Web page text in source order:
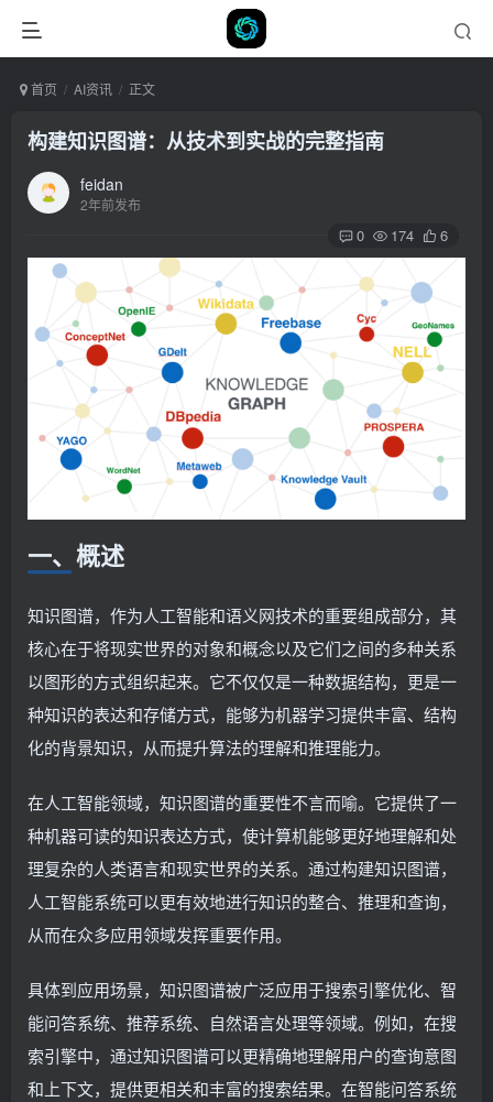
首页 AI资讯 正文
构建知识图谱：从技术到实战的完整指南
feidan
2年前发布
0 174 6
一、概述
知识图谱，作为人工智能和语义网技术的重要组成部分，其
核心在于将现实世界的对象和概念以及它们之间的多种关系
以图形的方式组织起来。它不仅仅是一种数据结构，更是一
种知识的表达和存储方式，能够为机器学习提供丰富、结构
化的背景知识，从而提升算法的理解和推理能力。
在人工智能领域，知识图谱的重要性不言而喻。它提供了一
种机器可读的知识表达方式，使计算机能够更好地理解和处
理复杂的人类语言和现实世界的关系。通过构建知识图谱，
人工智能系统可以更有效地进行知识的整合、推理和查询，
从而在众多应用领域发挥重要作用。
具体到应用场景，知识图谱被广泛应用于搜索引擎优化、智
能问答系统、推荐系统、自然语言处理等领域。例如，在搜
索引擎中，通过知识图谱可以更精确地理解用户的查询意图
和上下文，提供更相关和丰富的搜索结果。在智能问答系统